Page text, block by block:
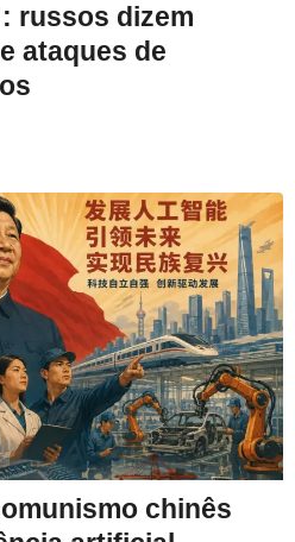
russos dizem
ataques de
chinês